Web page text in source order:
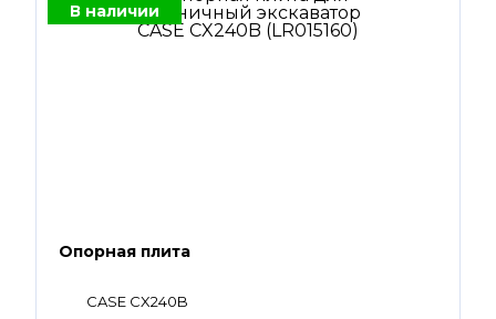
В наличии
Опорная плита
CASE CX240B